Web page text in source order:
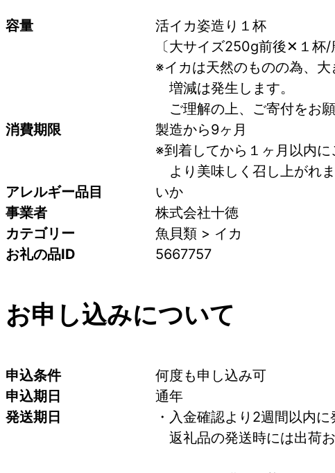
容量
活イカ姿造り１杯
〔大サイズ250g前後✕１杯/
※イカは天然のものの為、
増減は発生します。
ご理解の上、ご寄付をお願
消費期限
製造から9ヶ月
※到着してから１ヶ月以内に
より美味しく召し上がれま
アレルギー品目
いか
事業者
株式会社十徳
カテゴリー
魚貝類 > イカ
お礼の品ID
5667757
お申し込みについて
申込条件
何度も申し込み可
申込期日
通年
発送期日
・入金確認より2週間以内に
返礼品の発送時には出荷